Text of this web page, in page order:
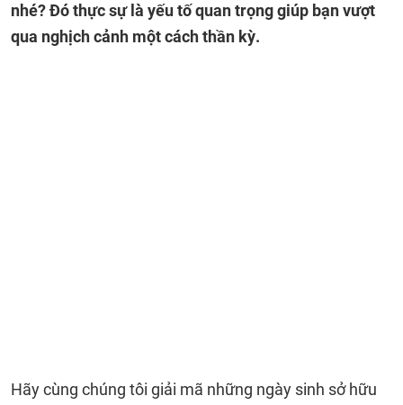
nhé? Đó thực sự là yếu tố quan trọng giúp bạn vượt
qua nghịch cảnh một cách thần kỳ.
Hãy cùng chúng tôi giải mã những ngày sinh sở hữu